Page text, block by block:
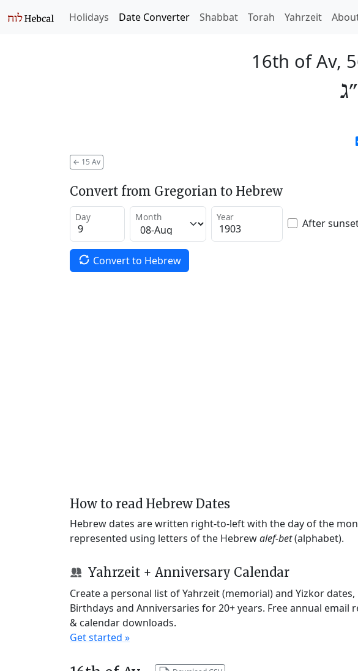
Holidays Date Converter Shabbat Torah Yahrzeit
16th of Av,
← 15 Av
Convert from Gregorian to Hebrew
Day Month Year After
Convert to Hebrew
How to read Hebrew Dates
Hebrew dates are written right-to-left with the day of the
represented using letters of the Hebrewalef-bet(alphabet).
Yahrzeit + Anniversary Calendar
Create a personal list of Yahrzeit (memorial) and Yizkor
Birthdays and Anniversaries for 20+ years. Free annual email
& calendar downloads.
Get started »